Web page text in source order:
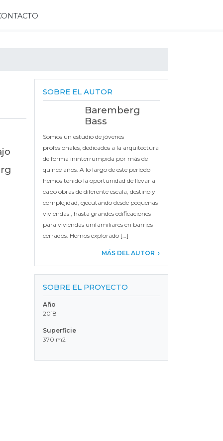
SOBRE EL AUTOR
Baremberg
Bass
Somos un estudio de jóvenes
profesionales, dedicados a la arquitectura
de forma ininterrumpida por más de
quince años. A lo largo de este período
hemos tenido la oportunidad de llevar a
cabo obras de diferente escala, destino y
complejidad, ejecutando desde pequeñas
viviendas , hasta grandes edificaciones
para viviendas unifamiliares en barrios
cerrados. Hemos explorado […]
MÁS DEL AUTOR
SOBRE EL PROYECTO
Año
2018
Superficie
370 m2